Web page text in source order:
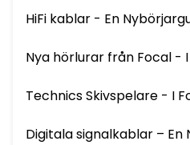
HiFi kablar - En
Nya hörlurar från Focal - I
Technics Skivspelare - I
Digitala signalkablar – En